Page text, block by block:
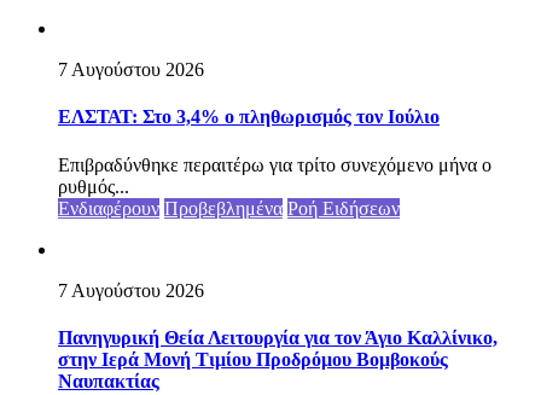
7 Αυγούστου 2026
ΕΛΣΤΑΤ: Στο 3,4% ο πληθωρισμός τον Ιούλιο
Επιβραδύνθηκε περαιτέρω για τρίτο συνεχόμενο μήνα ο
ρυθμός...
Ενδιαφέρουν Προβεβλημένα Ροή Ειδήσεων
7 Αυγούστου 2026
Πανηγυρική Θεία Λειτουργία για τον Άγιο Καλλίνικο,
στην Ιερά Μονή Τιμίου Προδρόμου Βομβοκούς
Ναυπακτίας